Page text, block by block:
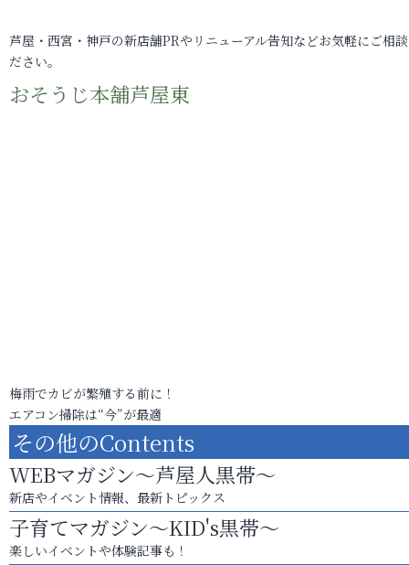
芦屋・西宮・神戸の新店舗PRやリニューアル告知などお気軽にご相
ださい。
おそうじ本舗芦屋東
梅雨でカビが繁殖する前に！
エアコン掃除は“今”が最適
その他のContents
WEBマガジン～芦屋人黒帯～
新店やイベント情報、最新トピックス
子育てマガジン～KID's黒帯～
楽しいイベントや体験記事も！